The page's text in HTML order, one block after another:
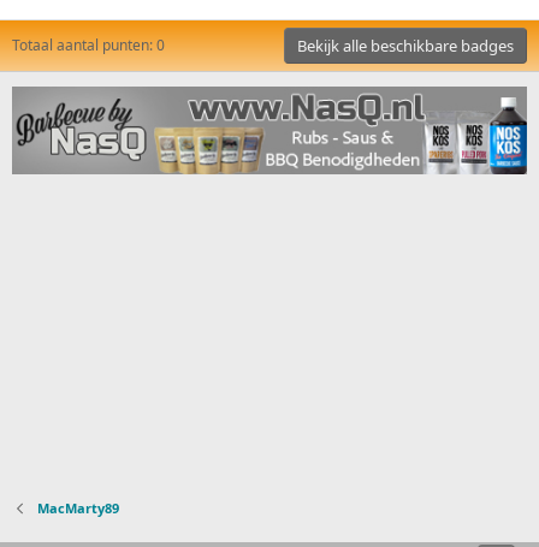
Totaal aantal punten: 0 Bekijk alle beschikbare badges
MacMarty89